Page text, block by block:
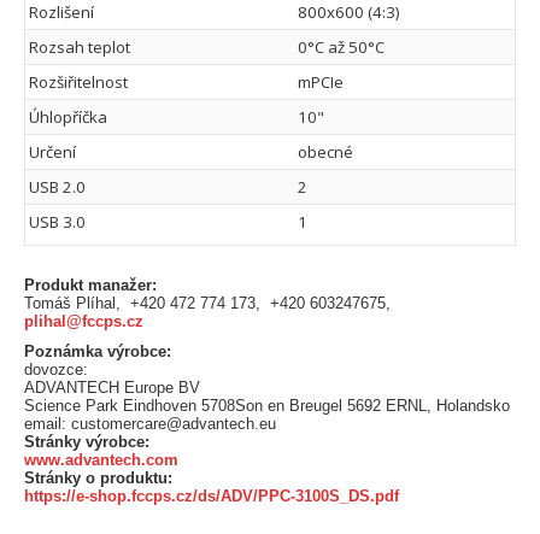
Rozlišení
800x600 (4:3)
Rozsah teplot
0°C až 50°C
Rozšiřitelnost
mPCIe
Úhlopříčka
10"
Určení
obecné
USB 2.0
2
USB 3.0
1
Produkt manažer:
Tomáš Plíhal, +420 472 774 173, +420 603247675,
plihal@fccps.cz
Poznámka výrobce:
dovozce:
ADVANTECH Europe BV
Science Park Eindhoven 5708Son en Breugel 5692 ERNL, Holandsko
email: customercare@advantech.eu
Stránky výrobce:
www.advantech.com
Stránky o produktu:
https://e-shop.fccps.cz/ds/ADV/PPC-3100S_DS.pdf